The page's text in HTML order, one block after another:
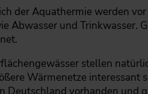
der Aquathermie werden
Abwasser und
stellen
Wärmenetze interessant
Deutschland vorhanden